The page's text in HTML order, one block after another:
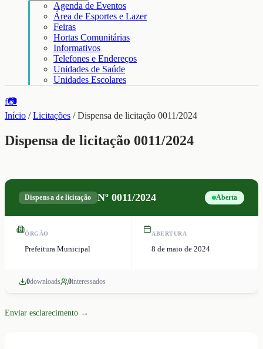
Agenda de Eventos
Área de Esportes e Lazer
Feiras
Hortas Comunitárias
Informativos
Telefones e Endereços
Unidades de Saúde
Unidades Escolares
f📷
Início /Licitações /Dispensa de licitação 0011/2024
Dispensa de licitação 0011/2024
Dispensa de licitação Nº 0011/2024 Aberta
ÓRGÃO
Prefeitura Municipal
ABERTURA
8 de maio de 2024
0downloads 0interessados
Enviar esclarecimento →